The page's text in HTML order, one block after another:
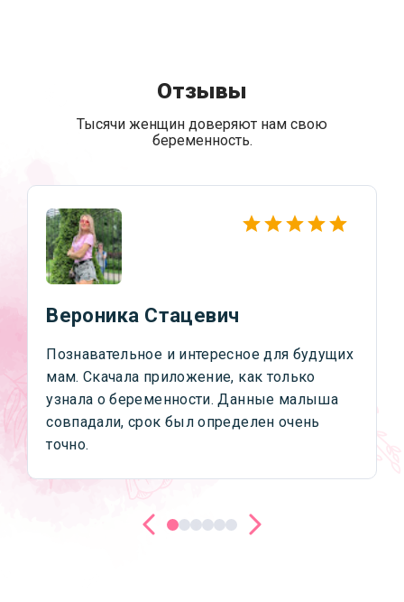
Отзывы
Тысячи женщин доверяют нам свою
беременность.
Вероника Стацевич
Познавательное и интересное для будущих
мам. Скачала приложение, как только
узнала о беременности. Данные малыша
совпадали, срок был определен очень
точно.